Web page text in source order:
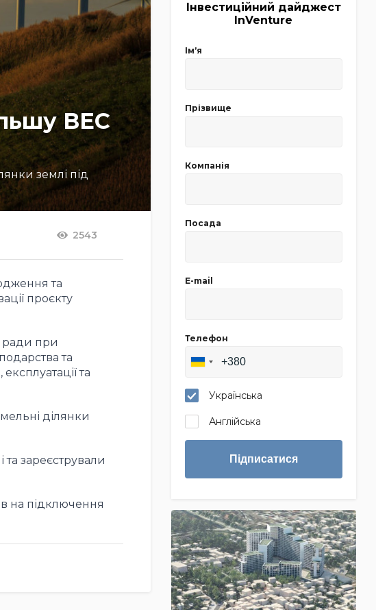
ВЕС
землі під
2543
та
проєкту
ради при
та
та
ділянки
зареєстрували
на підключення
Інвестиційний дайджест
InVenture
Імʼя
Прізвище
Компанія
Посада
E-mail
Телефон
Українська
Англійська
Підписатися